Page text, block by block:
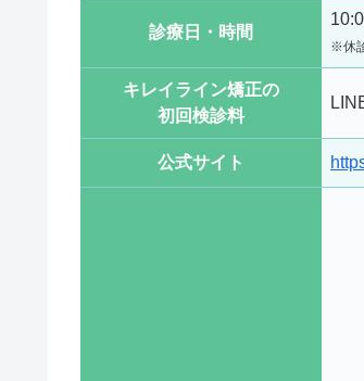
診療日・時間
※休
キレイライン矯正の
初回検診料
公式サイト